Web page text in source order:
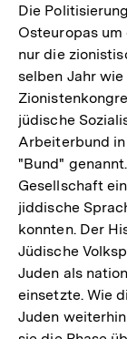
Die
Osteuropas
nur die
selben Jahr
jüdische
Arbeiterbund in
"Bund"
Gesellschaft
jiddische
konnten. Der
Jüdische
Juden als
einsetzte. Wie
Juden